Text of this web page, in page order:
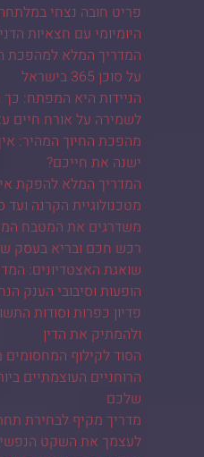
פריט חובה נצחי
היומיומי עם חצאיות
המדריך המלא למהפכת
על סוכן 365 בישראל
הניידות היא המפתח:
לשמירה על אורח חיים
מהפכת החיוך המהיר:
ישנה את חייכם?
המדריך המלא להפקת
מטכנולוגיית הקרנה
משדרגים את המטבח
רכש חכם ובריא בעסק
שואגת האצטדיונים:
הופעות וסיבובי הענק
פדיון כפרות וסודות
ולהמתיק את הדין
הסוד לקילוף
הרוחניים העוצמתיים
שלכם
מדריך מקיף לבחירת
לעצמך את השקט הנפשי,